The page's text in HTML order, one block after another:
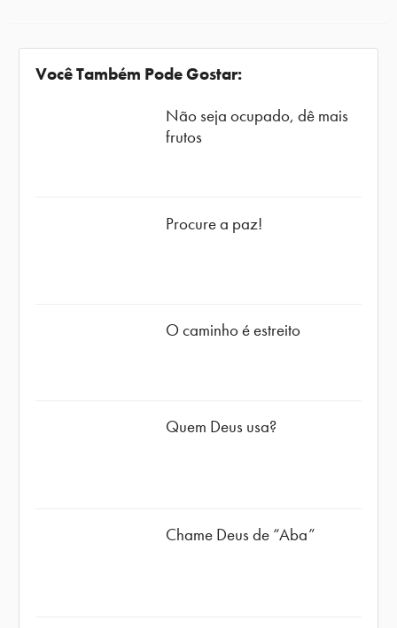
Você Também Pode Gostar:
Não seja ocupado, dê mais
frutos
Procure a paz!
O caminho é estreito
Quem Deus usa?
Chame Deus de “Aba”